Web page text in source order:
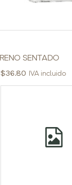
RENO SENTADO
$36.80 IVA incluido